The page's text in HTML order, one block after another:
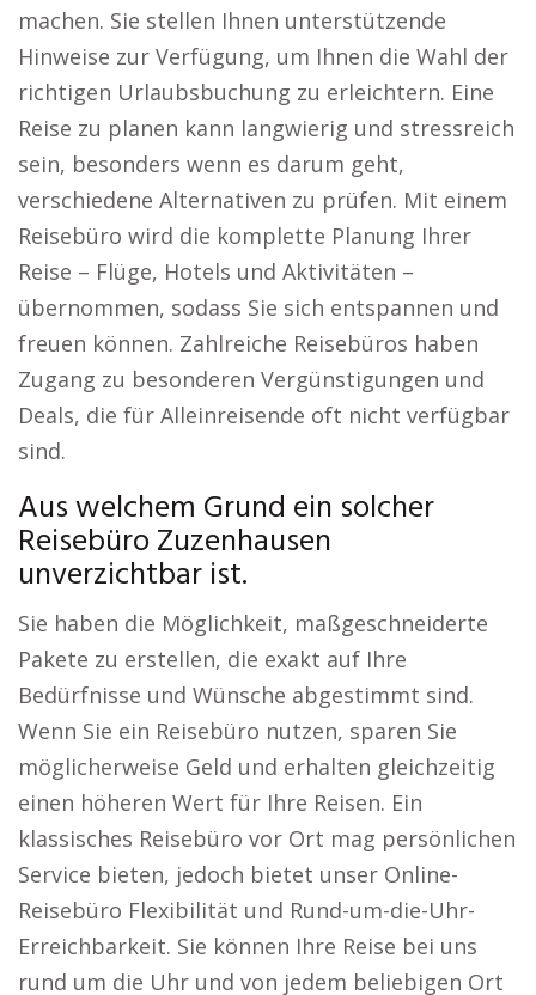
machen. Sie stellen Ihnen unterstützende
Hinweise zur Verfügung, um Ihnen die Wahl der
richtigen Urlaubsbuchung zu erleichtern. Eine
Reise zu planen kann langwierig und stressreich
sein, besonders wenn es darum geht,
verschiedene Alternativen zu prüfen. Mit einem
Reisebüro wird die komplette Planung Ihrer
Reise – Flüge, Hotels und Aktivitäten –
übernommen, sodass Sie sich entspannen und
freuen können. Zahlreiche Reisebüros haben
Zugang zu besonderen Vergünstigungen und
Deals, die für Alleinreisende oft nicht verfügbar
sind.
Aus welchem Grund ein solcher
Reisebüro Zuzenhausen
unverzichtbar ist.
Sie haben die Möglichkeit, maßgeschneiderte
Pakete zu erstellen, die exakt auf Ihre
Bedürfnisse und Wünsche abgestimmt sind.
Wenn Sie ein Reisebüro nutzen, sparen Sie
möglicherweise Geld und erhalten gleichzeitig
einen höheren Wert für Ihre Reisen. Ein
klassisches Reisebüro vor Ort mag persönlichen
Service bieten, jedoch bietet unser Online-
Reisebüro Flexibilität und Rund-um-die-Uhr-
Erreichbarkeit. Sie können Ihre Reise bei uns
rund um die Uhr und von jedem beliebigen Ort